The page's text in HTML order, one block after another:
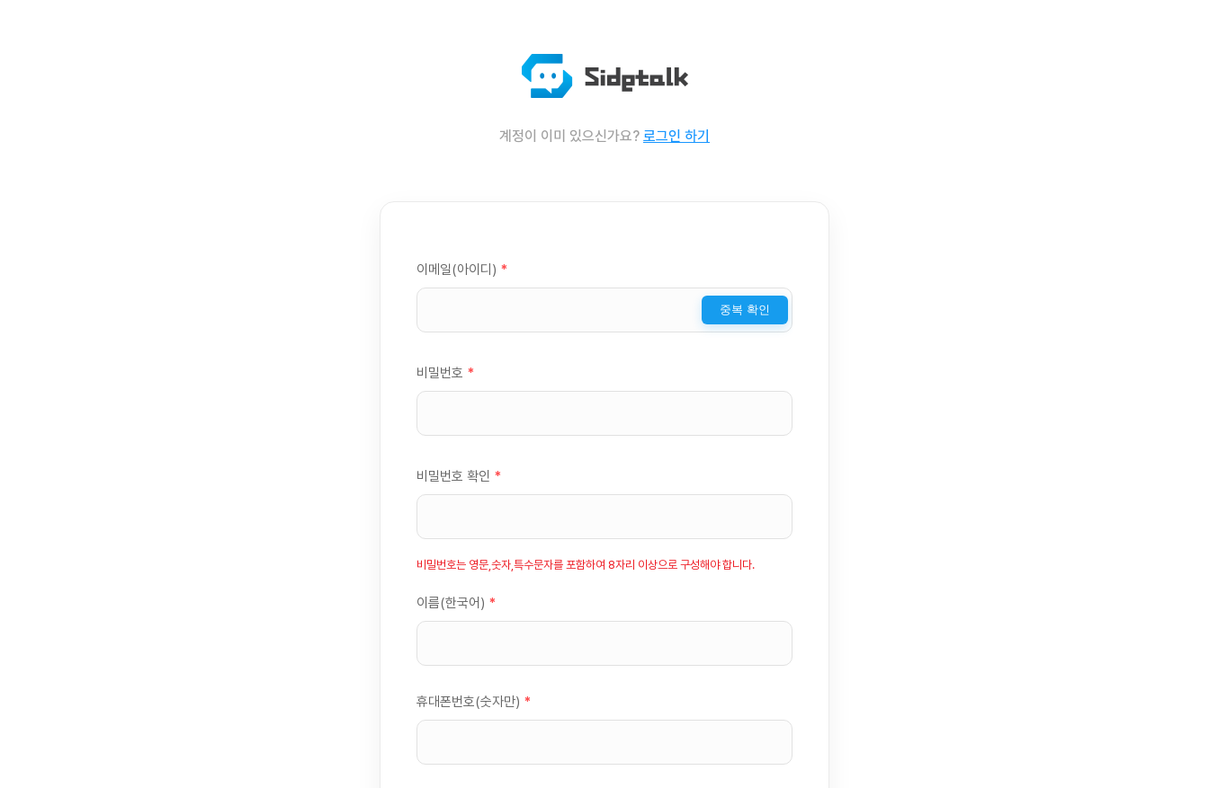
계정이 이미 있으신가요? 로그인 하기
이메일(아이디) *
중복 확인
비밀번호 *
비밀번호 확인 *
비밀번호는 영문,숫자,특수문자를 포함하여 8자리 이상으로 구성해야 합니다.
이름(한국어) *
휴대폰번호(숫자만) *